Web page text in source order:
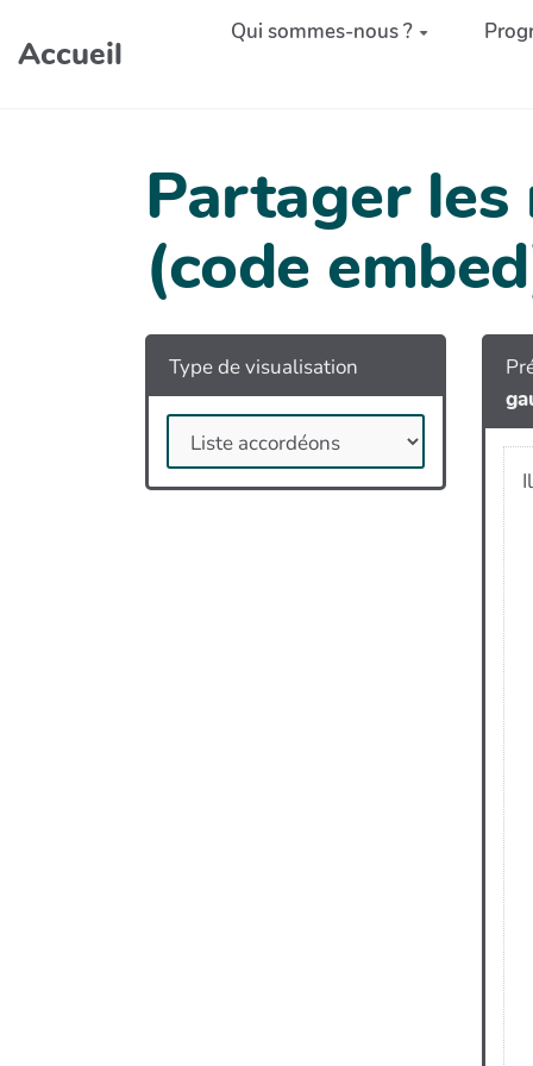
Aller au contenu principal
Accueil
Qui sommes-nous ?
Partager
(code
Type de visualisation